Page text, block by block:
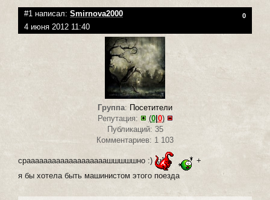
#1 написал: Smirnova2000 0
4 июня 2012 11:40
Группа: Посетители
Репутация:
(0| 0)
Публикаций: 35
Комментариев: 1 103
срааааааааааааааааааашшшшшно :)
+
я бы хотела быть машинистом этого поезда